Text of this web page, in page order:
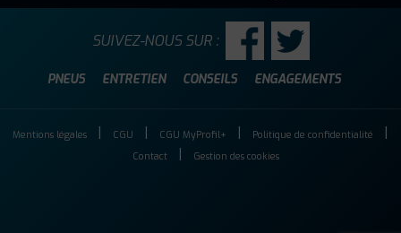
PNEUS ENTRETIEN CONSEILS ENGAGEMENTS
SUIVEZ-NOUS SUR :
Mentions légales CGU CGU MyProfil+
Politique de confidentialité
Contact
Gestion des cookies